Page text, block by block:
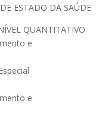
ESTADO DA SAÚDE
QUANTITATIVO
e
e